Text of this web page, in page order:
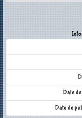
Date
Date de